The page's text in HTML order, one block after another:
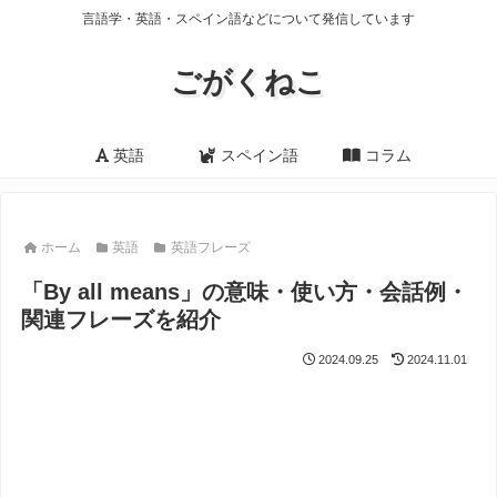
言語学・英語・スペイン語などについて発信しています
ごがくねこ
英語 スペイン語 コラム
ホーム 英語 英語フレーズ
「By all means」の意味・使い方・会話例・
関連フレーズを紹介
2024.09.25 2024.11.01